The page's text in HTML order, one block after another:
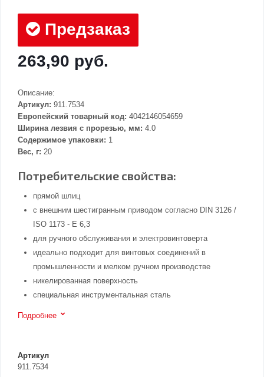
Предзаказ
263,90 руб.
Описание:
Артикул: 911.7534
Европейский товарный код: 4042146054659
Ширина лезвия с прорезью, мм: 4.0
Содержимое упаковки: 1
Вес, г: 20
Потребительские свойства:
прямой шлиц
с внешним шестигранным приводом согласно DIN 3126 /
ISO 1173 - E 6,3
для ручного обслуживания и электровинтоверта
идеально подходит для винтовых соединений в
промышленности и мелком ручном производстве
никелированная поверхность
специальная инструментальная сталь
Подробнее
Артикул
911.7534